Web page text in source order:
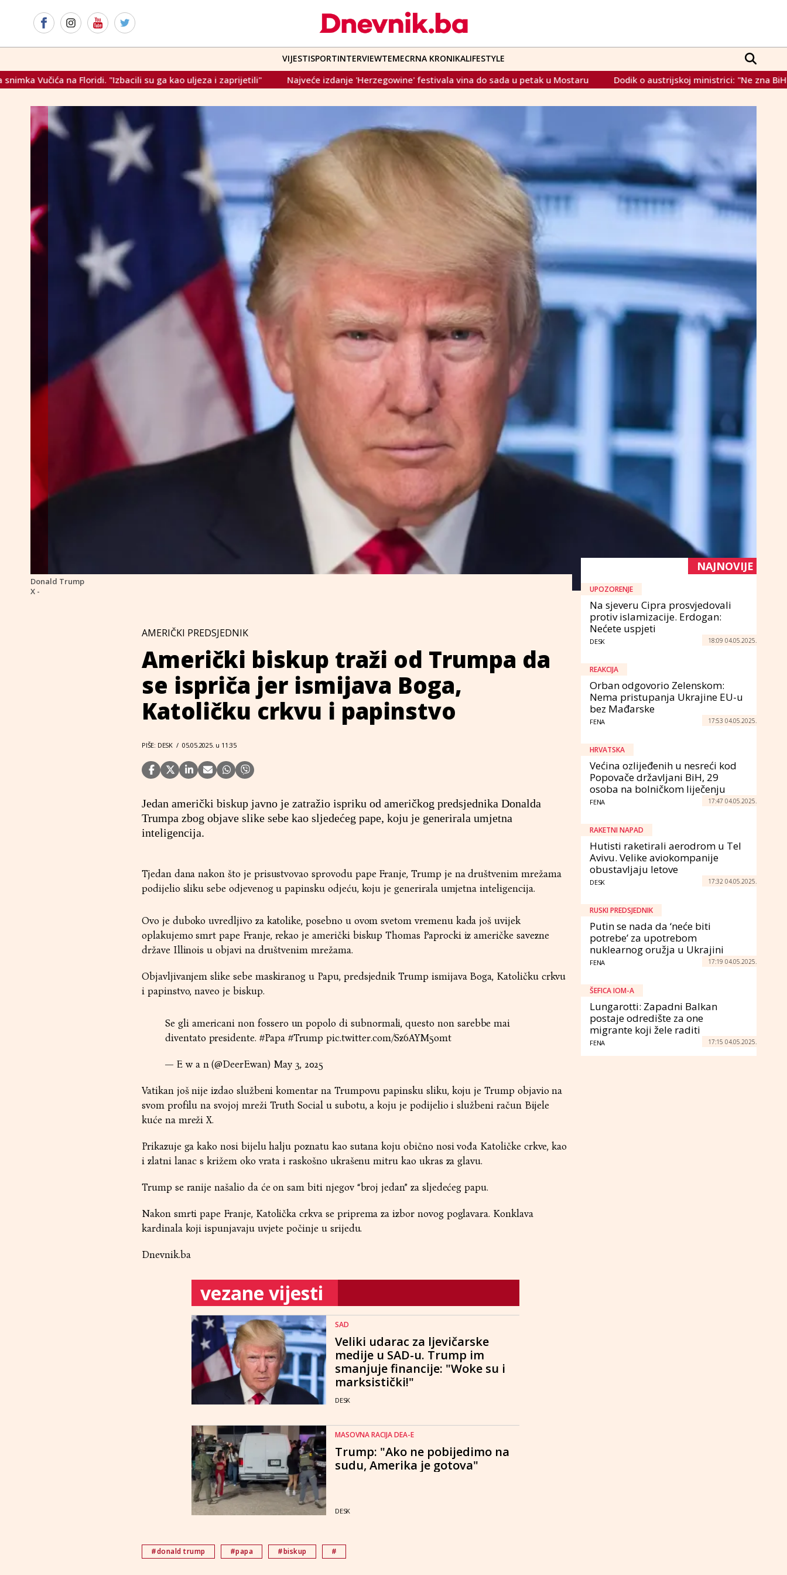
VIJESTISPORTINTERVIEWTEMECRNA KRONIKALIFESTYLE
su ga kao uljeza i zaprijetili" Najveće izdanje 'Herzegowine' festivala vina do sada u petak u Mostaru Dodik o austrijskoj ministrici: "Ne zna BiH pokazati na karti, ali daje
Donald Trump
X -
AMERIČKI PREDSJEDNIK
Američki biskup traži od Trumpa da
se ispriča jer ismijava Boga,
Katoličku crkvu i papinstvo
PIŠE: DESK / 05.05.2025. u 11:35
Jedan američki biskup javno je zatražio ispriku od američkog predsjednika Donalda
Trumpa zbog objave slike sebe kao sljedećeg pape, koju je generirala umjetna
inteligencija.
Tjedan dana nakon što je prisustvovao sprovodu pape Franje, Trump je na društvenim mrežama
podijelio sliku sebe odjevenog u papinsku odjeću, koju je generirala umjetna inteligencija.
Ovo je duboko uvredljivo za katolike, posebno u ovom svetom vremenu kada još uvijek
oplakujemo smrt pape Franje, rekao je američki biskup Thomas Paprocki iz američke savezne
države Illinois u objavi na društvenim mrežama.
Objavljivanjem slike sebe maskiranog u Papu, predsjednik Trump ismijava Boga, Katoličku crkvu
i papinstvo, naveo je biskup.
Se gli americani non fossero un popolo di subnormali, questo non sarebbe mai
diventato presidente. #Papa #Trump pic.twitter.com/Sz6AYM5omt
— E w a n (@DeerEwan) May 3, 2025
Vatikan još nije izdao službeni komentar na Trumpovu papinsku sliku, koju je Trump objavio na
svom profilu na svojoj mreži Truth Social u subotu, a koju je podijelio i službeni račun Bijele
kuće na mreži X.
Prikazuje ga kako nosi bijelu halju poznatu kao sutana koju obično nosi vođa Katoličke crkve, kao
i zlatni lanac s križem oko vrata i raskošno ukrašenu mitru kao ukras za glavu.
Trump se ranije našalio da će on sam biti njegov “broj jedan” za sljedećeg papu.
Nakon smrti pape Franje, Katolička crkva se priprema za izbor novog poglavara. Konklava
kardinala koji ispunjavaju uvjete počinje u srijedu.
Dnevnik.ba
vezane vijesti
SAD
Veliki udarac za ljevičarske
medije u SAD-u. Trump im
smanjuje financije: "Woke su i
marksistički!"
DESK
MASOVNA RACIJA DEA-E
Trump: "Ako ne pobijedimo na
sudu, Amerika je gotova"
DESK
#donald trump #papa #biskup #
NAJNOVIJE
UPOZORENJE
Na sjeveru Cipra prosvjedovali
protiv islamizacije. Erdogan:
Nećete uspjeti
DESK 18:09 04.05.2025.
REAKCIJA
Orban odgovorio Zelenskom:
Nema pristupanja Ukrajine EU-u
bez Mađarske
FENA 17:53 04.05.2025.
HRVATSKA
Većina ozlijeđenih u nesreći kod
Popovače državljani BiH, 29
osoba na bolničkom liječenju
FENA 17:47 04.05.2025.
RAKETNI NAPAD
Hutisti raketirali aerodrom u Tel
Avivu. Velike aviokompanije
obustavljaju letove
DESK 17:32 04.05.2025.
RUSKI PREDSJEDNIK
Putin se nada da ‘neće biti
potrebe’ za upotrebom
nuklearnog oružja u Ukrajini
FENA 17:19 04.05.2025.
ŠEFICA IOM-A
Lungarotti: Zapadni Balkan
postaje odredište za one
migrante koji žele raditi
FENA 17:15 04.05.2025.